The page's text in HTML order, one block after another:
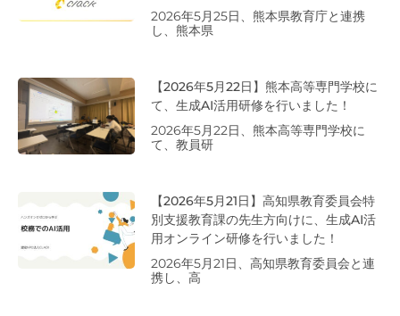
2026年5月25日、熊本県教育庁と連携
し、熊本県
【2026年5月22日】熊本高等専門学校に
て、生成AI活用研修を行いました！
2026年5月22日、熊本高等専門学校に
て、教員研
【2026年5月21日】高知県教育委員会特
別支援教育課の先生方向けに、生成AI活
用オンライン研修を行いました！
2026年5月21日、高知県教育委員会と連
携し、高